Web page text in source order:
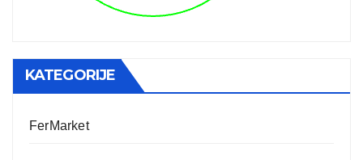
KATEGORIJE
FerMarket